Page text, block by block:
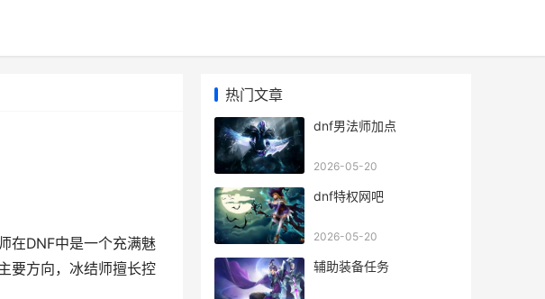
在DNF中是一个充满魅
要方向，冰结师擅长控
热门文章
dnf男法师加点
2026-05-20
dnf特权网吧
2026-05-20
辅助装备任务